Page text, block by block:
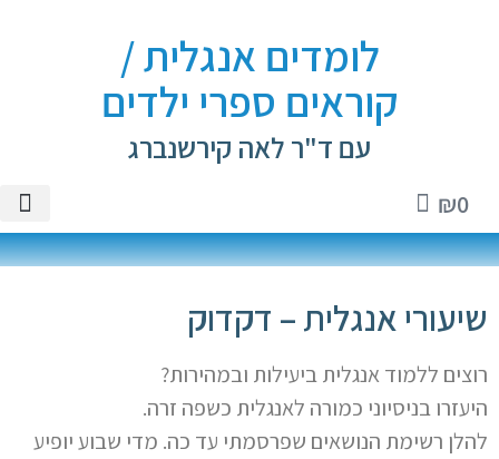
לומדים אנגלית /
קוראים ספרי ילדים
עם ד"ר לאה קירשנברג
₪0
שיעורי אנגלית – דקדוק
רוצים ללמוד אנגלית ביעילות ובמהירות?
היעזרו בניסיוני כמורה לאנגלית כשפה זרה.
להלן רשימת הנושאים שפרסמתי עד כה. מדי שבוע יופיע